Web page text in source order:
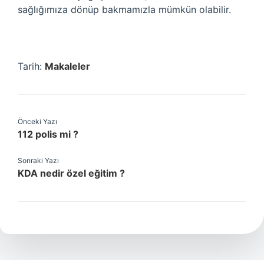
sağlığımıza dönüp bakmamızla mümkün olabilir.
Tarih: Makaleler
Önceki Yazı
112 polis mi ?
Sonraki Yazı
KDA nedir özel eğitim ?